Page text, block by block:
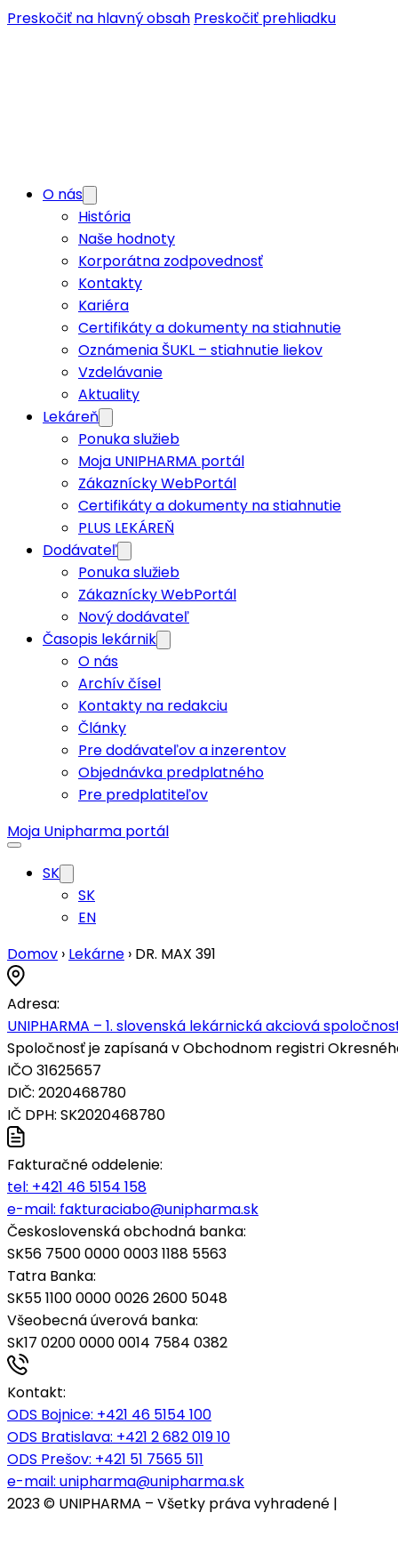
Preskočiť na hlavný obsah Preskočiť prehliadku
Kontakty
Kariéra
Certifikáty a dokumenty na stiahnutie
Oznámenia ŠUKL – stiahnutie liekov
Vzdelávanie
Aktuality
Lekáreň
Ponuka služieb
Moja UNIPHARMA portál
Zákaznícky WebPortál
Certifikáty a dokumenty na stiahnutie
PLUS LEKÁREŇ
Dodávateľ
Ponuka služieb
Zákaznícky WebPortál
Nový dodávateľ
Časopis lekárnik
O nás
Archív čísel
Kontakty na redakciu
Články
Pre dodávateľov a inzerentov
Objednávka predplatného
Pre predplatiteľov
Moja Unipharma portál
SK
EN
Domov›Lekárne
Spoločnosť je zapísaná v Obchodnom registri
IČO 31625657
DIČ: 2020468780
IČ DPH: SK2020468780
Fakturačné oddelenie:
tel:+421 46 5154 158
e-mail: fakturaciabo@unipharma.sk
Československá obchodná banka:
SK56 7500 0000 0003 1188 5563
Tatra Banka:
SK55 1100 0000 0026 2600 5048
Všeobecná úverová banka:
SK17 0200 0000 0014 7584 0382
Kontakt:
ODS Bojnice: +421 46 5154 100
ODS Bratislava:+421 2 682 019 10
ODS Prešov:
e-mail:unipharma@unipharma.sk
2023 © UNIPHARMA – Všetky práva vyhradené |